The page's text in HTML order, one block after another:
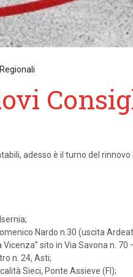
adesso è il turno del
Nardo n.30 (uscita
sito in Via Savona n.
n. 24, Asti;
Sieci, Ponte Assieve (FI);